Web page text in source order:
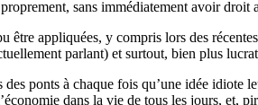
sans immédiatement avoir
être appliquées, y compris lors des
parlant) et surtout, bien plus
ponts à chaque fois qu’une idée idiote
dans la vie de tous les jours, et,